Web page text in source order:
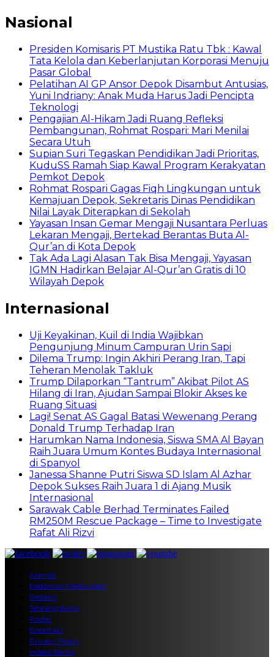
Nasional
Presiden Komisaris PT Mustika Ratu Tbk : Kawal
Tata Kelola dan Keberlanjutan Korporasi Menuju
Pasar Global
Pelatihan AI GP Ansor Depok Disambut Antusias,
Yuni Indriany: Anak Muda Harus Jadi Pencipta
Teknologi
Pengajian Al-Hikam Jadi Ruang Refleksi
Pembangunan, Rohmat Rospari: Mari Menilai
Secara Utuh
Supian Suri Tegaskan Pendidikan Jadi Prioritas,
KuduSS Ramah Siap Kawal Program Kerakyatan
Pemkot Depok
Rohmat Rospari Gagas Fiqh Lingkungan untuk
Kemajuan Depok, Sekretaris Dinas Pendidikan
Nilai Layak Diterapkan di Sekolah
Yayasan Insan Gemar Mengaji Nusantara Perluas
Lekaran Mengaji, Bertekad Berantas Buta Al-
Qur’an di Kota Depok
Tak Ada Lagi Alasan Tak Bisa Mengaji, Yayasan
IGMN Hadirkan Belajar Al-Qur’an Gratis di 10
Wilayah Depok
Internasional
Uji Keyakinan, Kuil di India Wajibkan
Pengunjung Minum Campuran Urin Sapi
Dilema Trump: Ingin Akhiri Perang Iran, Tapi
Teheran Menolak Takluk
Trump Dilaporkan “Tantrum” Akibat Pilot AS
Hilang di Iran, Ajudan Sampai Blokir Akses ke
Ruang Situasi
Lagi! Senat AS Gagal Batasi Wewenang Perang
Donald Trump Terhadap Iran
Harumkan Nama Indonesia, Siswa SMA Al Bayan
Raih Juara Umum Kontes Budaya Internasional
di Spanyol
Janessa Shanne Putri Siswa SD Islam Al Azhar
Depok Sukses Raih Juara 1 di Ajang Musik
Internasional
Sarawak Cable Berhad Terminates Failed
RM250M Rescue Package – Time to Investigate
Rafat Ali Rizvi
Alamat
Pedoman Media Siber
Redaksi
Tentang Kami
Footer
Entertain
Privacy Policy
Indeks Berita